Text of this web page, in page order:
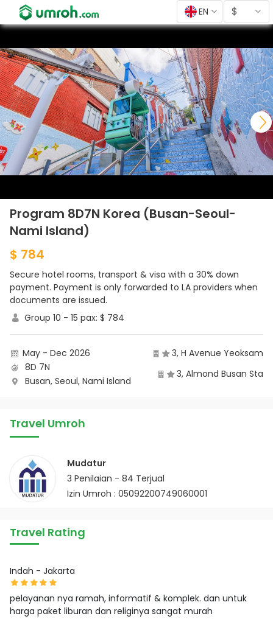
EN $
Program 8D7N Korea (Busan-Seoul-
Nami Island)
$ 784
Secure hotel rooms, transport & visa with a 30% down
payment. Payment is only forwarded to LA providers when
documents are issued.
Group 10 - 15 pax: $ 784
May - Dec 2026
8D 7N
Busan, Seoul, Nami Island
3, H Avenue Yeoksam
3, Almond Busan Sta
Travel Umroh
Mudatur
3 Penilaian - 84 Terjual
Izin Umroh : 05092200749060001
Travel Rating
Indah - Jakarta
pelayanan nya ramah, informatif & komplek. dan untuk
harga paket liburan dan religinya sangat murah